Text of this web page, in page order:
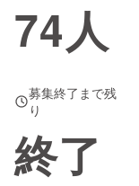
74人
募集終了まで残
り
終了